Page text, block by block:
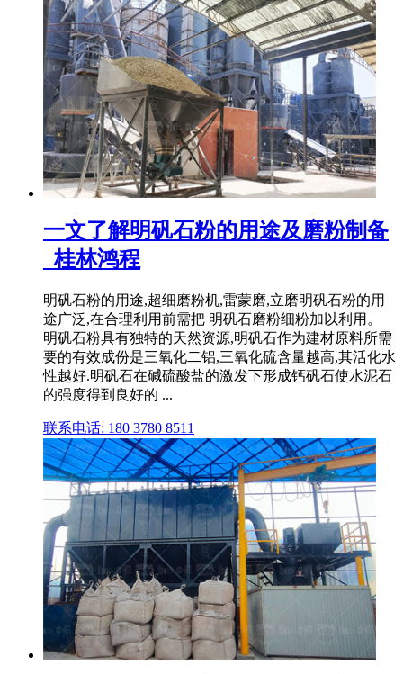
一文了解明矾石粉的用途及磨粉制备
_桂林鸿程
明矾石粉的用途,超细磨粉机,雷蒙磨,立磨明矾石粉的用
途广泛,在合理利用前需把 明矾石磨粉细粉加以利用。
明矾石粉具有独特的天然资源,明矾石作为建材原料所需
要的有效成份是三氧化二铝,三氧化硫含量越高,其活化水
性越好.明矾石在碱硫酸盐的激发下形成钙矾石使水泥石
的强度得到良好的 ...
联系电话: 180 3780 8511